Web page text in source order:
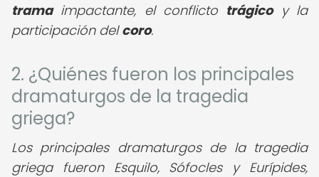
tramaimpactante, el conflicto trágicoy la
participación delcoro.
2. ¿Quiénes fueron los principales
dramaturgos de la tragedia
griega?
Los principales dramaturgos de la tragedia
griega fueron Esquilo, Sófocles y Eurípides,